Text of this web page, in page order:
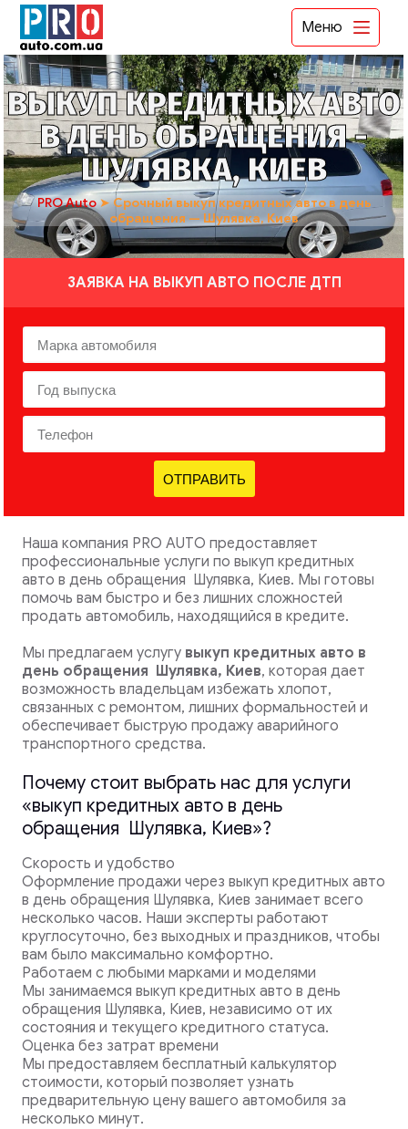
Меню
ВЫКУП КРЕДИТНЫХ АВТО
В ДЕНЬ ОБРАЩЕНИЯ -
ШУЛЯВКА, КИЕВ
PRO Auto➤Срочный выкуп кредитных авто в день
обращения — Шулявка, Киев
ЗАЯВКА НА ВЫКУП АВТО ПОСЛЕ ДТП
ОТПРАВИТЬ
Наша компания PRO AUTO предоставляет
профессиональные услуги по выкуп кредитных
авто в день обращения Шулявка, Киев. Мы готовы
помочь вам быстро и без лишних сложностей
продать автомобиль, находящийся в кредите.
Мы предлагаем услугу выкуп кредитных авто в
день обращения Шулявка, Киев, которая дает
возможность владельцам избежать хлопот,
связанных с ремонтом, лишних формальностей и
обеспечивает быструю продажу аварийного
транспортного средства.
Почему стоит выбрать нас для услуги
«выкуп кредитных авто в день
обращения Шулявка, Киев»?
Скорость и удобство
Оформление продажи через выкуп кредитных авто
в день обращения Шулявка, Киев занимает всего
несколько часов. Наши эксперты работают
круглосуточно, без выходных и праздников, чтобы
вам было максимально комфортно.
Работаем с любыми марками и моделями
Мы занимаемся выкуп кредитных авто в день
обращения Шулявка, Киев, независимо от их
состояния и текущего кредитного статуса.
Оценка без затрат времени
Мы предоставляем бесплатный калькулятор
стоимости, который позволяет узнать
предварительную цену вашего автомобиля за
несколько минут.